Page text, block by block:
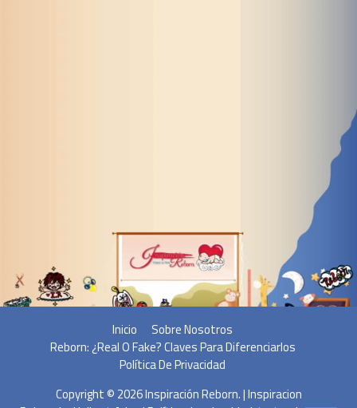
Inicio
Sobre Nosotros
Reborn: ¿Real O Fake? Claves Para Diferenciarlos
Política De Privacidad
Copyright © 2026Inspiración Reborn. | Inspiracion